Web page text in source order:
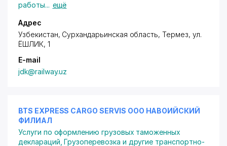
работы... ещё
Адрес
Узбекистан, Сурхандарьинская область, Термез, ул.
ЁШЛИК, 1
E-mail
jdk@railway.uz
BTS EXPRESS CARGO SERVIS ООО НАВОИЙСКИЙ
ФИЛИАЛ
Услуги по оформлению грузовых таможенных
деклараций ,Грузоперевозка и другие транспортно-